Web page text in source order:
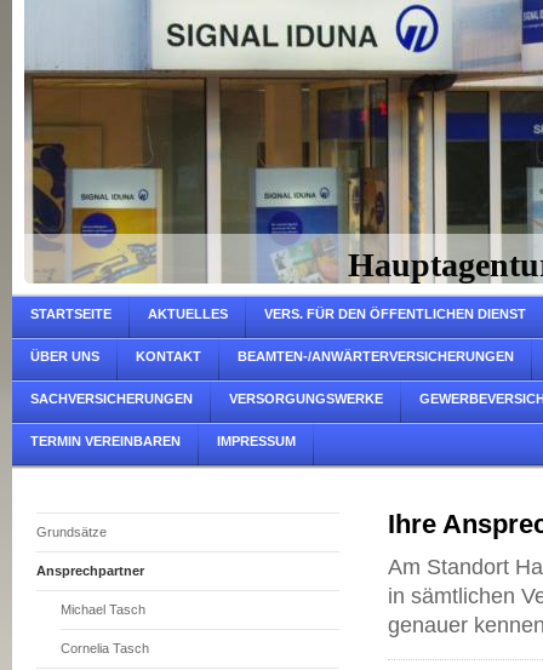
STARTSEITE AKTUELLES VERS. FÜR DEN ÖFFENTLICHEN DIENST
ÜBER UNS KONTAKT BEAMTEN-/ANWÄRTERVERSICHERUNGEN
SACHVERSICHERUNGEN VERSORGUNGSWERKE
TERMIN VEREINBAREN IMPRESSUM
Grundsätze
Ansprechpartner
Michael Tasch
Cornelia Tasch
Ihre
Am Standort
in sämtlichen
genauer